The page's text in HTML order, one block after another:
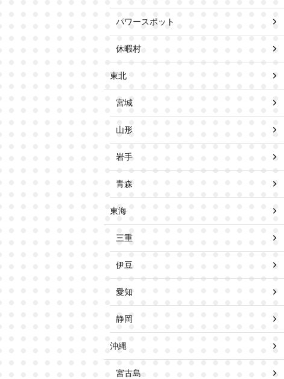
パワースポット
休暇村
東北
宮城
山形
岩手
青森
東海
三重
伊豆
愛知
静岡
沖縄
宮古島